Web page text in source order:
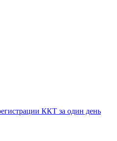
ККТ за один день